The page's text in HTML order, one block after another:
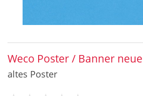
Weco Poster / Banner
altes Poster